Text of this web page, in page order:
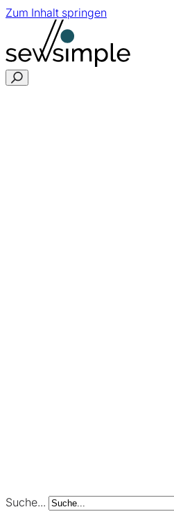
Zum Inhalt springen
Suche...